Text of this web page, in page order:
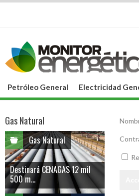
Petróleo General Electricidad
Gas Natural
Gas Natural
Destinará CENAGAS 12 mil
500 m...